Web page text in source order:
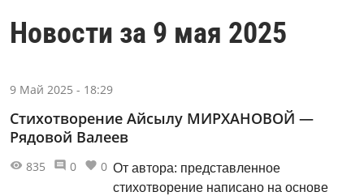
Новости за 9 мая 2025
9 Май 2025 - 18:29
Стихотворение Айсылу МИРХАНОВОЙ —
Рядовой Валеев
От автора: представленное
стихотворение написано на основе
835 0 0